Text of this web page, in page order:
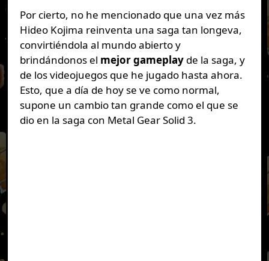
Por cierto, no he mencionado que una vez más
Hideo Kojima reinventa una saga tan longeva,
convirtiéndola al mundo abierto y
brindándonos el mejor gameplayde la saga, y
de los videojuegos que he jugado hasta ahora.
Esto, que a día de hoy se ve como normal,
supone un cambio tan grande como el que se
dio en la saga con Metal Gear Solid 3.